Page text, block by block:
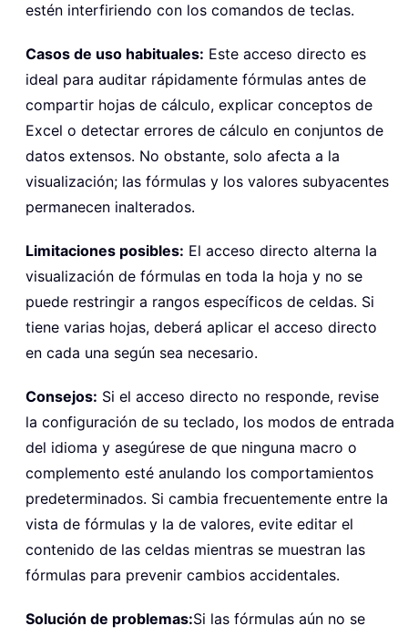
estén interfiriendo con los comandos de teclas.
Casos de uso habituales: Este acceso directo es
ideal para auditar rápidamente fórmulas antes de
compartir hojas de cálculo, explicar conceptos de
Excel o detectar errores de cálculo en conjuntos de
datos extensos. No obstante, solo afecta a la
visualización; las fórmulas y los valores subyacentes
permanecen inalterados.
Limitaciones posibles: El acceso directo alterna la
visualización de fórmulas en toda la hoja y no se
puede restringir a rangos específicos de celdas. Si
tiene varias hojas, deberá aplicar el acceso directo
en cada una según sea necesario.
Consejos: Si el acceso directo no responde, revise
la configuración de su teclado, los modos de entrada
del idioma y asegúrese de que ninguna macro o
complemento esté anulando los comportamientos
predeterminados. Si cambia frecuentemente entre la
vista de fórmulas y la de valores, evite editar el
contenido de las celdas mientras se muestran las
fórmulas para prevenir cambios accidentales.
Solución de problemas:Si las fórmulas aún no se